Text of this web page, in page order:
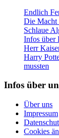
Endlich
Die Macht
Schlaue
Infos über
Herr
Harry
mussten
Infos über
Über uns
Impressum
Cookies